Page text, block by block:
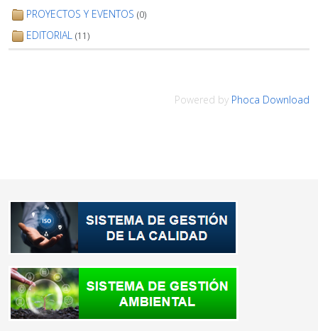
PROYECTOS Y EVENTOS (0)
EDITORIAL (11)
Powered by Phoca Download